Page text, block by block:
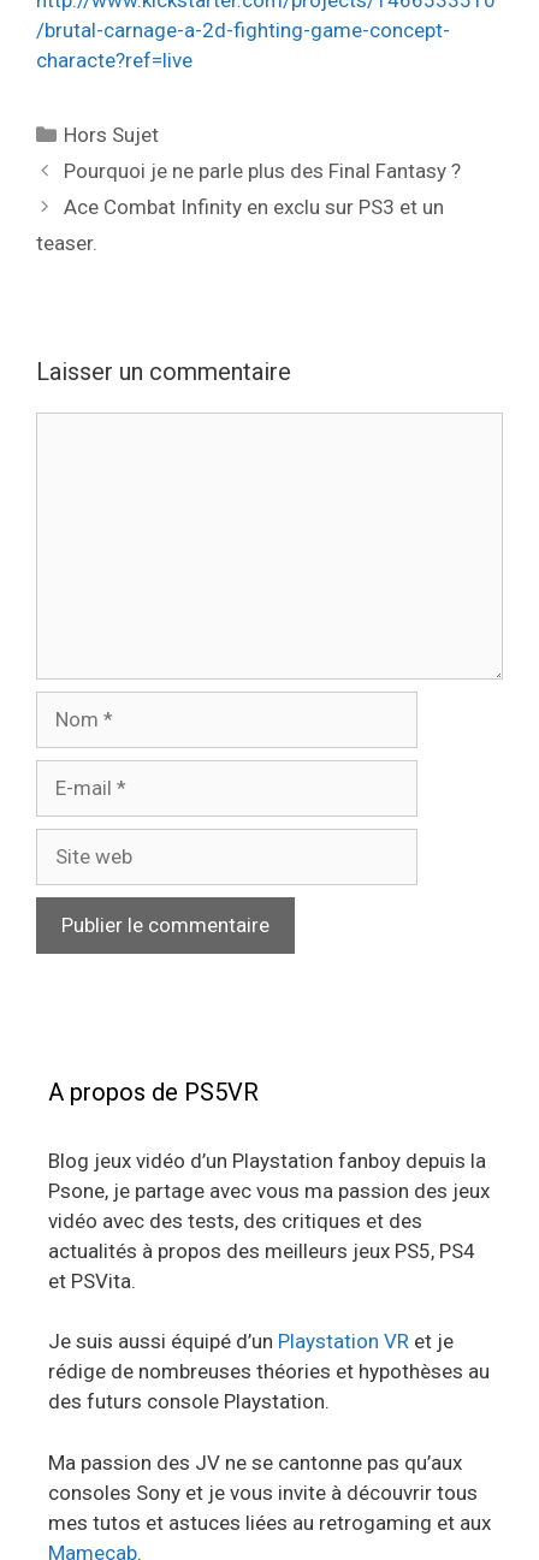
/brutal-carnage-a-2d-fighting-game-concept-
characte?ref=live
Catégories
Hors Sujet
Pourquoi je ne parle plus des Final Fantasy ?
Ace Combat Infinity en exclu sur PS3 et un
teaser.
Laisser un commentaire
mail
web
A propos de PS5VR
Blog jeux vidéo d’un Playstation fanboy depuis la
Psone, je partage avec vous ma passion des jeux
vidéo avec des tests, des critiques et des
actualités à propos des meilleurs jeux PS5, PS4
et PSVita.
Je suis aussi équipé d’un Playstation VR et je
rédige de nombreuses théories et hypothèses au
des futurs console Playstation.
Ma passion des JV ne se cantonne pas qu’aux
consoles Sony et je vous invite à découvrir tous
mes tutos et astuces liées au retrogaming et aux
Mamecab.